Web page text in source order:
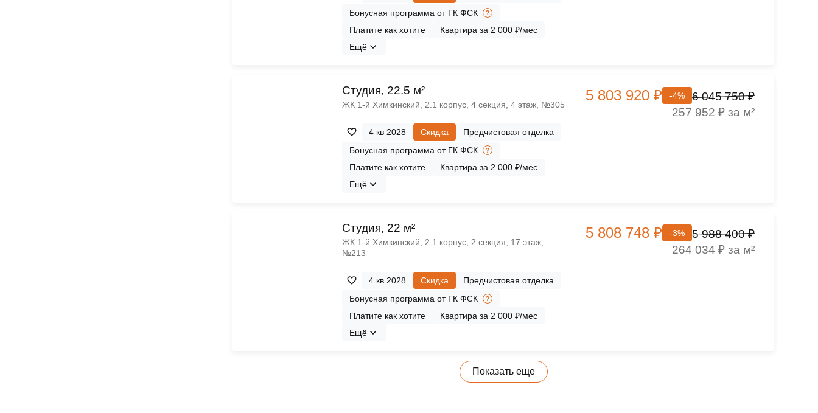
Бонусная программа от ГК ФСК
Платите как хотите
Квартира за 2 000 ₽/мес
Ещё
Cтудия, 22.5 м²
ЖК 1‑й Химкинский, 2.1 корпус, 4 секция, 4 этаж, №305
4 кв 2028 Скидка
Предчистовая отделка
Бонусная программа от ГК ФСК
Платите как хотите
Квартира за 2 000 ₽/мес
Ещё
5 803 920 ₽ -4%
6 045 750 ₽
257 952 ₽ за м²
Cтудия, 22 м²
ЖК 1‑й Химкинский, 2.1 корпус, 2 секция, 17 этаж,
№213
4 кв 2028 Скидка
Предчистовая отделка
Бонусная программа от ГК ФСК
Платите как хотите
Квартира за 2 000 ₽/мес
Ещё
5 808 748 ₽ -3%
5 988 400 ₽
264 034 ₽ за м²
Показать еще